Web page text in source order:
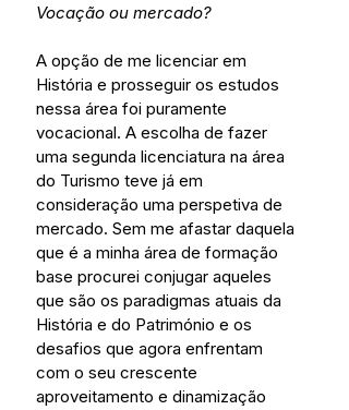
Vocação ou mercado?
A opção de me licenciar em
História e prosseguir os estudos
nessa área foi puramente
vocacional. A escolha de fazer
uma segunda licenciatura na área
do Turismo teve já em
consideração uma perspetiva de
mercado. Sem me afastar daquela
que é a minha área de formação
base procurei conjugar aqueles
que são os paradigmas atuais da
História e do Património e os
desafios que agora enfrentam
com o seu crescente
aproveitamento e dinamização